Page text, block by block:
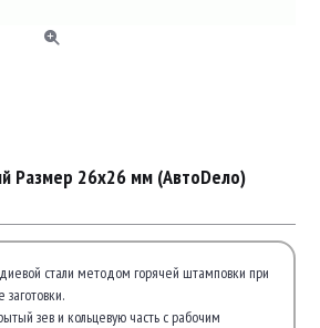
Размер 26x26 мм (АвтоDело)
стали методом горячей штамповки при
зев и кольцевую часть с рабочим